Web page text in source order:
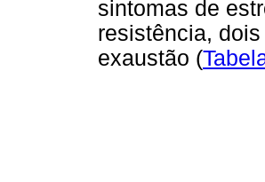
sintomas de
resistência,
exaustão (